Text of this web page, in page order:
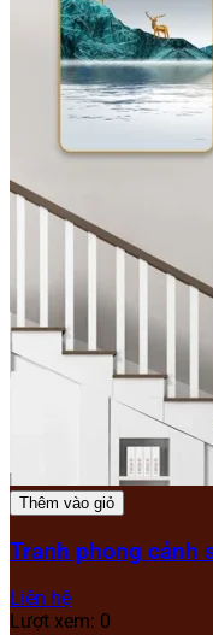
Thêm vào giỏ
Tranh phong cảnh
Liên hệ
Lượt xem: 0